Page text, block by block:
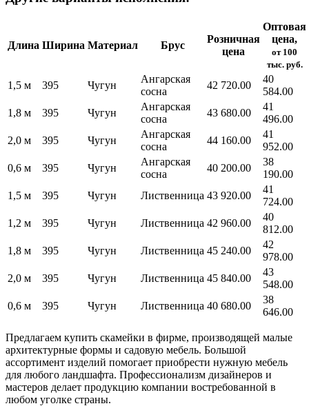
Длина Ширина Материал Брус
Розничная
цена
Оптовая
цена,
от 100
тыс. руб.
1,5 м 395 Чугун
Ангарская
сосна
42 720.00
40
584.00
1,8 м
395 Чугун
Ангарская
сосна
43 680.00
41
496.00
2,0 м
395 Чугун
Ангарская
сосна
44 160.00
41
952.00
0,6 м
395 Чугун
Ангарская
сосна
40 200.00
38
190.00
1,5 м
395 Чугун Лиственница 43 920.00
41
724.00
1,2 м
395 Чугун Лиственница 42 960.00
40
812.00
1,8 м
395 Чугун Лиственница 45 240.00
42
978.00
2,0 м
395 Чугун Лиственница 45 840.00
43
548.00
0,6 м
395 Чугун Лиственница 40 680.00
38
646.00
Предлагаем купить скамейки в фирме, производящей малые
архитектурные формы и садовую мебель. Большой
ассортимент изделий помогает приобрести нужную мебель
для любого ландшафта. Профессионализм дизайнеров и
мастеров делает продукцию компании востребованной в
любом уголке страны.